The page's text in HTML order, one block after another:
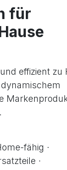
für
effizient zu
fähig ·
·